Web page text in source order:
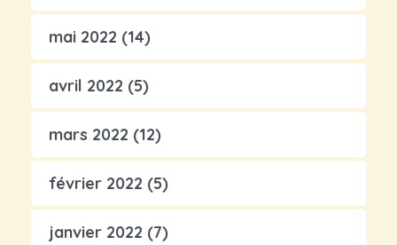
mai 2022 (14)
avril 2022 (5)
mars 2022 (12)
février 2022 (5)
janvier 2022 (7)